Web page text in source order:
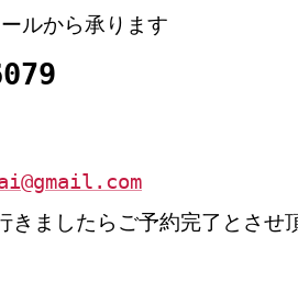
ルから承ります
きましたらご予約完了とさせ